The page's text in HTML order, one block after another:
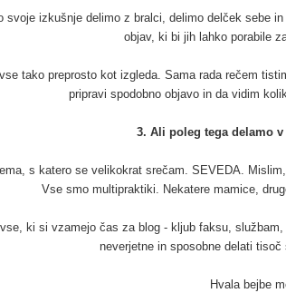
svoje izkušnje delimo z bralci, delimo delček sebe
objav, ki bi jih lahko porabile
tako preprosto kot izgleda. Sama rada rečem
pripravi spodobno objavo in da vidim
3. Ali poleg tega delamo
s katero se velikokrat srečam. SEVEDA.
Vse smo multipraktiki. Nekatere mamice,
ki si vzamejo čas za blog - kljub faksu,
neverjetne in sposobne delati
Hvala bejbe